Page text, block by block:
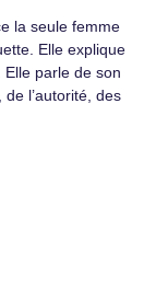
la seule femme
Elle explique
parle de son
l’autorité, des